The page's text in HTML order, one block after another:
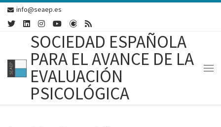
Skip to content
info@seaep.es
SOCIEDAD ESPAÑOLA
PARA EL AVANCE DE LA
EVALUACIÓN
PSICOLÓGICA